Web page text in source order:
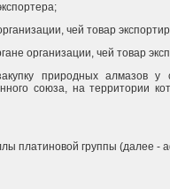
чей товар
организации, чей товар
природных алмазов
союза, на территории
платиновой группы (далее